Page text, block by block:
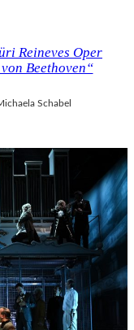
Reineves Oper
Beethoven“
Schabel